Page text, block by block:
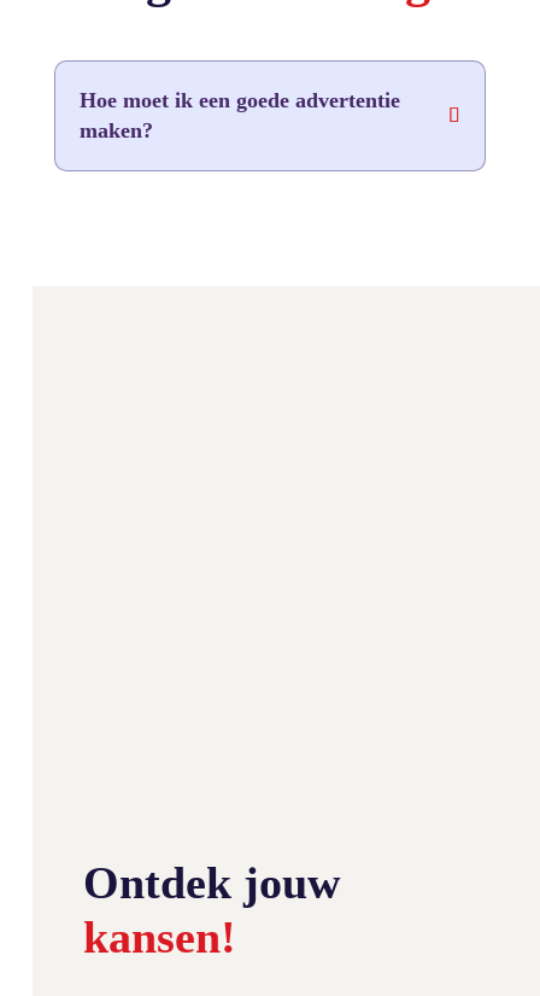
Hoe moet ik een goede advertentie
maken?
Ontdek jouw
kansen!